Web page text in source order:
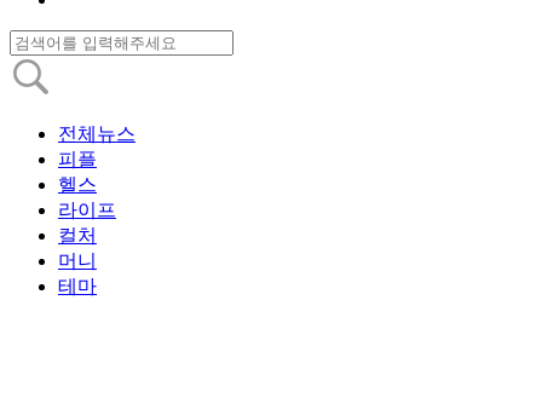
전체뉴스
피플
헬스
라이프
컬처
머니
테마